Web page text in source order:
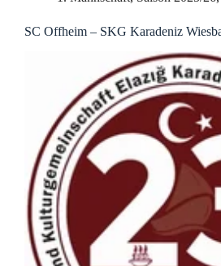
SC Offheim – SKG Karadeniz